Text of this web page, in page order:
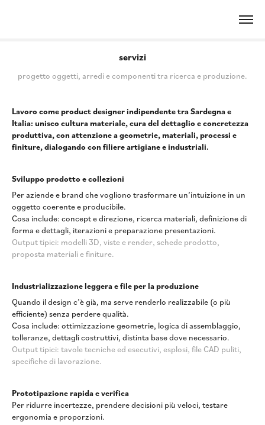
servizi
progetto oggetti, arredi e componenti tra ricerca e produzione.
Lavoro come product designer indipendente tra Sardegna e
Italia: unisco cultura materiale, cura del dettaglio e concretezza
produttiva, con attenzione a geometrie, materiali, processi e
finiture, dialogando con filiere artigiane e industriali.
Sviluppo prodotto e collezioni
Per aziende e brand che vogliono trasformare un’intuizione in un
oggetto coerente e producibile.
Cosa include: concept e direzione, ricerca materiali, definizione di
forma e dettagli, iterazioni e preparazione presentazioni.
Output tipici: modelli 3D, viste e render, schede prodotto,
proposta materiali e finiture.
Industrializzazione leggera e file per la produzione
Quando il design c’è già, ma serve renderlo realizzabile (o più
efficiente) senza perdere qualità.
Cosa include: ottimizzazione geometrie, logica di assemblaggio,
tolleranze, dettagli costruttivi, distinta base dove necessario.
Output tipici: tavole tecniche ed esecutivi, esplosi, file CAD puliti,
specifiche di lavorazione.
Prototipazione rapida e verifica
Per ridurre incertezze, prendere decisioni più veloci, testare
ergonomia e proporzioni.